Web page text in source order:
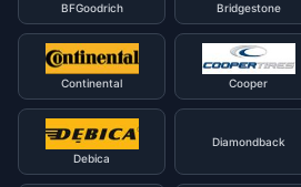
BFGoodrich Bridgestone
Continental Cooper
Debica
Diamondback